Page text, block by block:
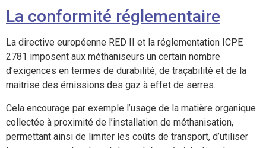
La conformité réglementaire
La directive européenne RED II et la réglementation ICPE
2781 imposent aux méthaniseurs un certain nombre
d’exigences en termes de durabilité, de traçabilité et de la
maitrise des émissions des gaz à effet de serres.
Cela encourage par exemple l’usage de la matière organique
collectée à proximité de l’installation de méthanisation,
permettant ainsi de limiter les coûts de transport, d’utiliser